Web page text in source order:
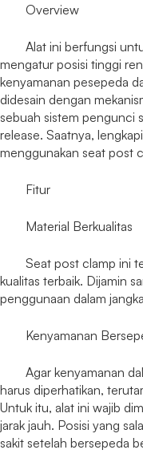
Overview
Alat ini berfungsi
mengatur posisi tinggi
kenyamanan pesepeda
didesain dengan
sebuah sistem pengunci
release. Saatnya,
menggunakan seat post
Fitur
Material Berkualitas
Seat post clamp ini
kualitas terbaik. Dijamin
penggunaan dalam
Kenyamanan
Agar kenyamanan
harus diperhatikan,
Untuk itu, alat ini wajib
jarak jauh. Posisi yang
sakit setelah bersepeda